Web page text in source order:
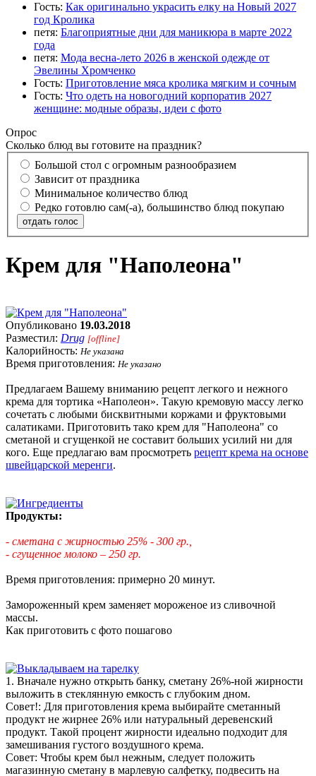
Гость: Как оригинально украсить елку на Новый 2027
год Кролика
петя: Благоприятные дни для маникюра в марте 2022
года
петя: Мода весна-лето 2026 в женской одежде от
Эвелины Хромченко
Гость: Приготовление мяса кролика мягким и сочным
Гость: Что одеть на новогодний корпоратив 2027
женщине: модные образы, идеи с фото
Опрос
Сколько блюд вы готовите на праздник?
Большой стол с огромным разнообразием
Зависит от праздника
Минимальное количество блюд
Редко готовлю сам(-а), большинство блюд покупаю
отдать голос
Крем для "Наполеона"
Опубликовано 19.03.2018
Разместил: Drug [offline]
Калорийность: Не указана
Время приготовления: Не указано
Предлагаем Вашему вниманию рецепт легкого и нежного
крема для тортика «Наполеон». Такую кремовую массу легко
сочетать с любыми бисквитными коржами и фруктовыми
салатиками. Приготовить тако крем для "Наполеона" со
сметаной и сгущенкой не составит больших усилий ни для
кого. Еще предлагаю вам просмотреть рецепт крема на основе
швейцарской меренги.
Продукты:
- сметана с жирностью 25% - 300 гр.,
- сгущенное молоко – 250 гр.
Время приготовления: примерно 20 минут.
Замороженный крем заменяет мороженое из сливочной
массы.
Как приготовить с фото пошагово
1. Вначале нужно открыть банку, сметану 26%-ной жирности
выложить в стеклянную емкость с глубоким дном.
Совет!: Для приготовления крема выбирайте сметанный
продукт не жирнее 26% или натуральный деревенский
продукт. Такой процент жирности идеально подходит для
замешивания густого воздушного крема.
Совет: Чтобы крем был нежным, следует положить
магазинную сметану в марлевую салфетку, подвесить на